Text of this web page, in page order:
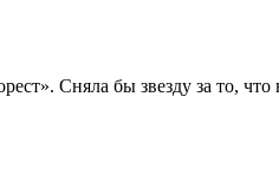
Сняла бы звезду за то,